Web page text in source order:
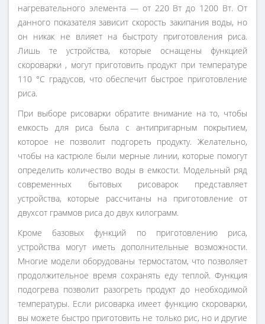
нагревательного элемента — от 220 Вт до 1200 Вт. От
данного показателя зависит скорость закипания воды, но
он никак не влияет на быстроту приготовления риса.
Лишь те устройства, которые оснащены функцией
скороварки , могут приготовить продукт при температуре
110 °C градусов, что обеспечит быстрое приготовление
риса.
При выборе рисоварки обратите внимание на то, чтобы
емкость для риса была с антипригарным покрытием,
которое не позволит подгореть продукту. Желательно,
чтобы на кастрюле были мерные линии, которые помогут
определить количество воды в емкости. Модельный ряд
современных бытовых рисоварок представляет
устройства, которые рассчитаны на приготовление от
двухсот граммов риса до двух килограмм.
Кроме базовых функций по приготовлению риса,
устройства могут иметь дополнительные возможности.
Многие модели оборудованы термостатом, что позволяет
продолжительное время сохранять еду теплой. Функция
подогрева позволит разогреть продукт до необходимой
температуры. Если рисоварка имеет функцию скороварки,
вы можете быстро приготовить не только рис, но и другие